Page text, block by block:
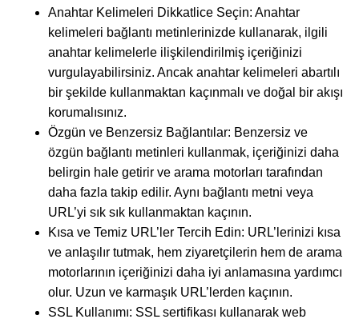
Anahtar Kelimeleri Dikkatlice Seçin: Anahtar
kelimeleri bağlantı metinlerinizde kullanarak, ilgili
anahtar kelimelerle ilişkilendirilmiş içeriğinizi
vurgulayabilirsiniz. Ancak anahtar kelimeleri abartılı
bir şekilde kullanmaktan kaçınmalı ve doğal bir akışı
korumalısınız.
Özgün ve Benzersiz Bağlantılar: Benzersiz ve
özgün bağlantı metinleri kullanmak, içeriğinizi daha
belirgin hale getirir ve arama motorları tarafından
daha fazla takip edilir. Aynı bağlantı metni veya
URL’yi sık sık kullanmaktan kaçının.
Kısa ve Temiz URL’ler Tercih Edin: URL’lerinizi kısa
ve anlaşılır tutmak, hem ziyaretçilerin hem de arama
motorlarının içeriğinizi daha iyi anlamasına yardımcı
olur. Uzun ve karmaşık URL’lerden kaçının.
SSL Kullanımı: SSL sertifikası kullanarak web